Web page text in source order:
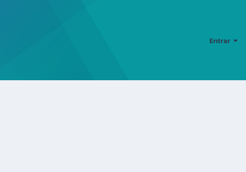
Entrar